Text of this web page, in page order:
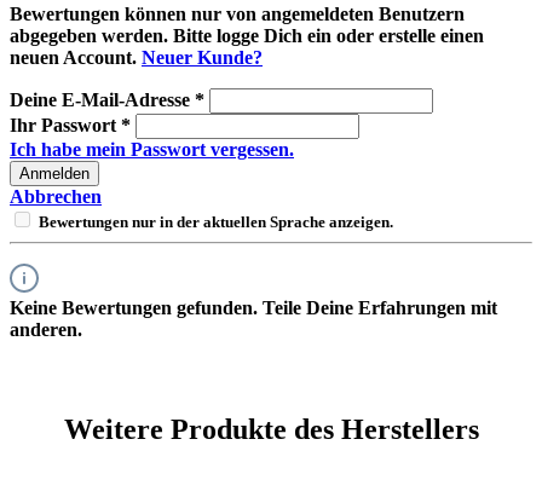
Bewertungen können nur von angemeldeten Benutzern
abgegeben werden. Bitte logge Dich ein oder erstelle einen
neuen Account. Neuer Kunde?
Deine E-Mail-Adresse *
Ihr Passwort *
Ich habe mein Passwort vergessen.
Anmelden
Abbrechen
Bewertungen nur in der aktuellen Sprache anzeigen.
Keine Bewertungen gefunden. Teile Deine Erfahrungen mit
anderen.
Weitere Produkte des Herstellers